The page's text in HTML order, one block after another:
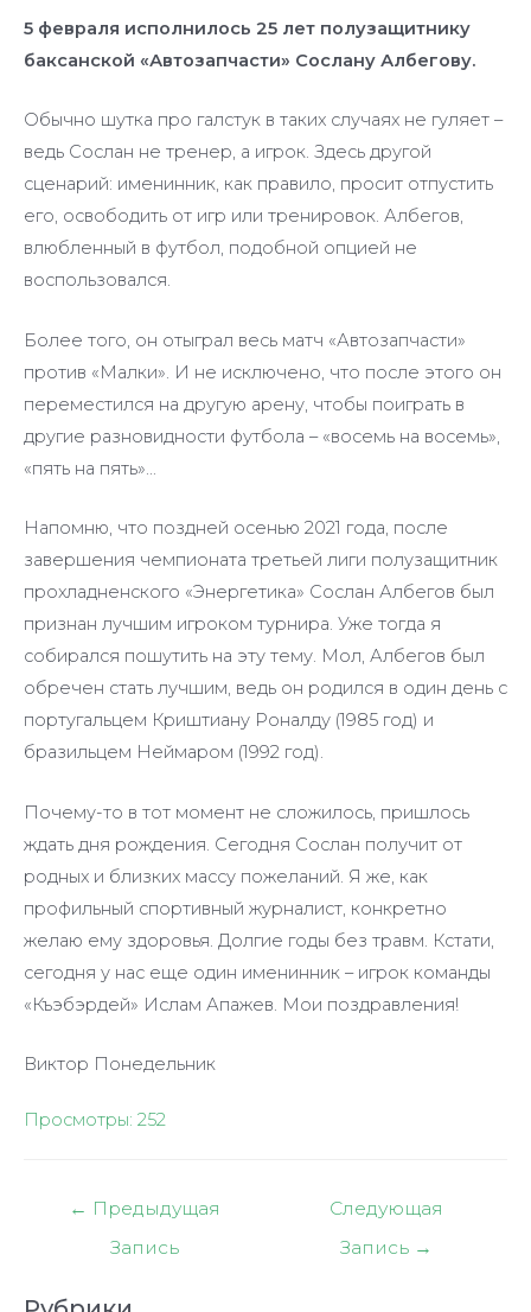
5 февраля исполнилось 25 лет полузащитнику
баксанской «Автозапчасти» Сослану Албегову.
Обычно шутка про галстук в таких случаях не гуляет –
ведь Сослан не тренер, а игрок. Здесь другой
сценарий: именинник, как правило, просит отпустить
его, освободить от игр или тренировок. Албегов,
влюбленный в футбол, подобной опцией не
воспользовался.
Более того, он отыграл весь матч «Автозапчасти»
против «Малки». И не исключено, что после этого он
переместился на другую арену, чтобы поиграть в
другие разновидности футбола – «восемь на восемь»,
«пять на пять»…
Напомню, что поздней осенью 2021 года, после
завершения чемпионата третьей лиги полузащитник
прохладненского «Энергетика» Сослан Албегов был
признан лучшим игроком турнира. Уже тогда я
собирался пошутить на эту тему. Мол, Албегов был
обречен стать лучшим, ведь он родился в один день с
португальцем Криштиану Роналду (1985 год) и
бразильцем Неймаром (1992 год).
Почему-то в тот момент не сложилось, пришлось
ждать дня рождения. Сегодня Сослан получит от
родных и близких массу пожеланий. Я же, как
профильный спортивный журналист, конкретно
желаю ему здоровья. Долгие годы без травм. Кстати,
сегодня у нас еще один именинник – игрок команды
«Къэбэрдей» Ислам Апажев. Мои поздравления!
Виктор Понедельник
Просмотры: 252
Навигация
← Предыдущая
Запись
Следующая
Запись →